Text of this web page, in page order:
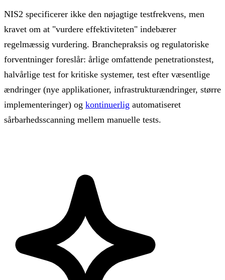
NIS2 specificerer ikke den nøjagtige testfrekvens, men
kravet om at "vurdere effektiviteten" indebærer
regelmæssig vurdering. Branchepraksis og regulatoriske
forventninger foreslår: årlige omfattende penetrationstest,
halvårlige test for kritiske systemer, test efter væsentlige
ændringer (nye applikationer, infrastrukturændringer, større
implementeringer) og kontinuerlig automatiseret
sårbarhedsscanning mellem manuelle tests.